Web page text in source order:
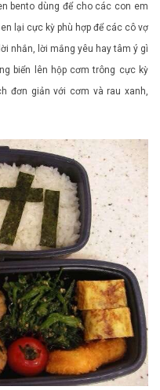
bento dùng để cho các con em
lại cực kỳ phù hợp để các cô vợ
nhắn, lời mắng yêu hay tâm ý gì
biển lên hộp cơm trông cực kỳ
đơn giản với cơm và rau xanh,